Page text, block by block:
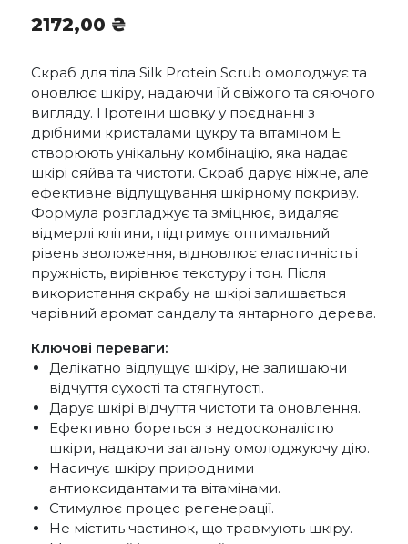
2172,00 ₴
Скраб для тіла Silk Protein Scrub омолоджує та
оновлює шкіру, надаючи їй свіжого та сяючого
вигляду. Протеїни шовку у поєднанні з
дрібними кристалами цукру та вітаміном Е
створюють унікальну комбінацію, яка надає
шкірі сяйва та чистоти. Скраб дарує ніжне, але
ефективне відлущування шкірному покриву.
Формула розгладжує та зміцнює, видаляє
відмерлі клітини, підтримує оптимальний
рівень зволоження, відновлює еластичність і
пружність, вирівнює текстуру і тон. Після
використання скрабу на шкірі залишається
чарівний аромат сандалу та янтарного дерева.
Ключові переваги:
Делікатно відлущує шкіру, не залишаючи
відчуття сухості та стягнутості.
Дарує шкірі відчуття чистоти та оновлення.
Ефективно бореться з недосконалістю
шкіри, надаючи загальну омолоджуючу дію.
Насичує шкіру природними
антиоксидантами та вітамінами.
Стимулює процес регенерації.
Не містить частинок, що травмують шкіру.